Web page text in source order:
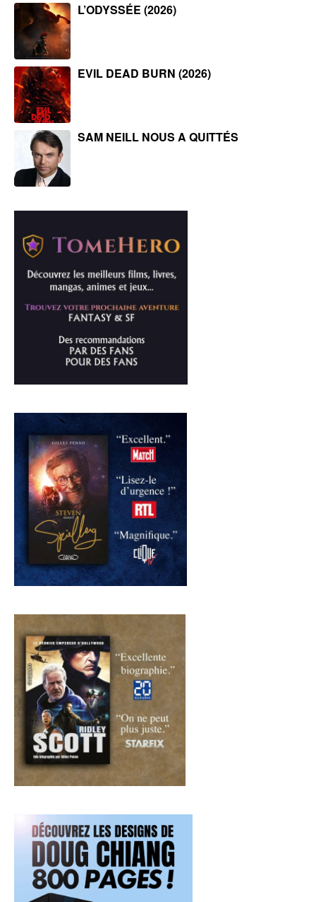
L’ODYSSÉE (2026)
EVIL DEAD BURN (2026)
SAM NEILL NOUS A QUITTÉS